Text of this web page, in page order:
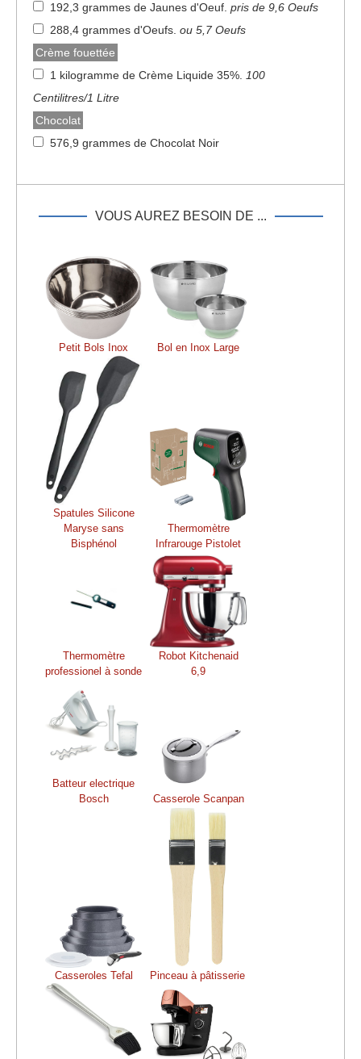
192,3 grammes de Jaunes d'Oeuf. pris de 9,6 Oeufs
288,4 grammes d'Oeufs. ou 5,7 Oeufs
Crème fouettée
1 kilogramme de Crème Liquide 35%. 100
Centilitres/1 Litre
Chocolat
576,9 grammes de Chocolat Noir
VOUS AUREZ BESOIN DE ...
Petit Bols Inox Bol en Inox Large
Spatules Silicone
Maryse sans
Bisphénol
Thermomètre
Infrarouge Pistolet
Thermomètre
professionel à sonde
Robot Kitchenaid
6,9
Batteur electrique
Bosch
Casserole Scanpan
Casseroles Tefal Pinceau à pâtisserie